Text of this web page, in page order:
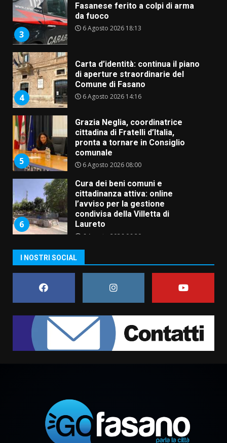
3
Fasanese ferito a colpi di arma
da fuoco
6 Agosto 2026 18:13
4
Carta d’identità: continua il piano
di aperture straordinarie del
Comune di Fasano
6 Agosto 2026 14:16
5
Grazia Neglia, coordinatrice
cittadina di Fratelli d’Italia,
pronta a tornare in Consiglio
comunale
6 Agosto 2026 08:00
6
Cura dei beni comuni e
cittadinanza attiva: online
l’avviso per la gestione
condivisa della Villetta di
Laureto
6 Agosto 2026 06:20
assoluta de “L’Albergo
Belvedere. Il rapimento”
6 Agosto 2026 06:15
1
Rivoluzione”: nuovo
appuntamento con “Fasano in
Banda”
campionato di calcio”
7 Agosto 2026 06:00
I NOSTRI SOCIAL